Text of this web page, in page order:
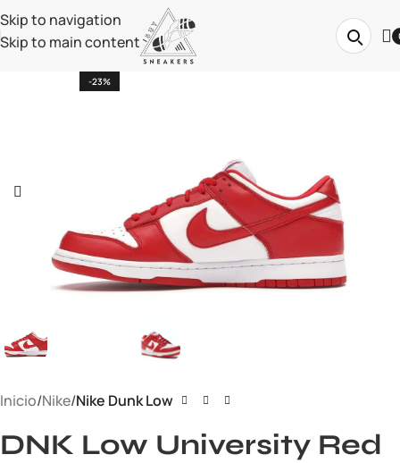
Skip to navigation
Skip to main content
-23%
Inicio Nike Nike Dunk Low
DNK Low University Red